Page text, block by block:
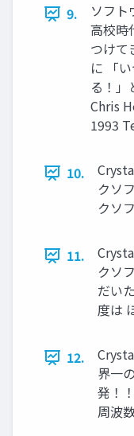
9.
ソフト
高校時
つけて
に 「
る！
Chris
1993
10.
クソ
クソ
11.
クソ
だい
度は
12.
界一
発！
周波